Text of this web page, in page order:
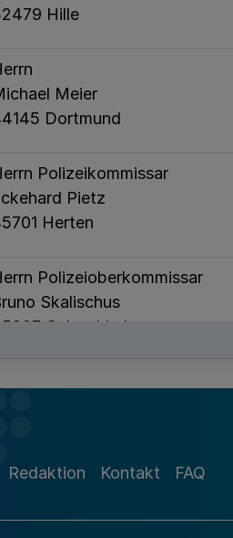
Hille
Meier
Dortmund
Polizeikommissar
Pietz
Herten
Polizeioberkommissar
Skalischus
Gelsenkirchen
Redaktion Kontakt FAQ